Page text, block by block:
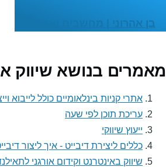
בן אהרוני | מחשבים ואנשים
בנושא שיווק
אתרי קניות בינלאומיים כולל לייבוא
עריכת תוכן לפי שעה
ייעוץ שיווקי
כללים ליצירת דיבייט - איך ליצור
שיווק באינטרנט וקידום אורגני